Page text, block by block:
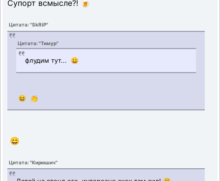
Супорт всмысле?! 🍺
Цитата: "SkRiP"
Цитата: "Тимур"
флудим тут... 😀
😆 👏
😄
Цитата: "Кирюшич"